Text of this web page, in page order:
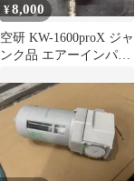
¥8,000
空研 KW-1600proX ジャ
ンク品 エアーインパク